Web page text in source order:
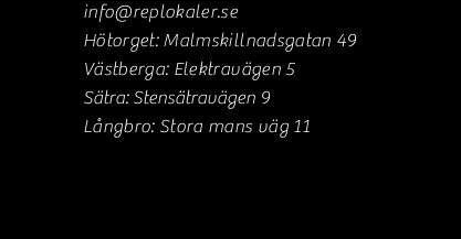
info@replokaler.se
Hötorget: Malmskillnadsgatan 49
Västberga: Elektravägen 5
Sätra: Stensätravägen 9
Långbro: Stora mans väg 11